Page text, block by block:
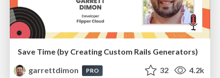
Save Time (by Creating Custom Rails Generators)
garrettdimon
PRO 32 4.2k